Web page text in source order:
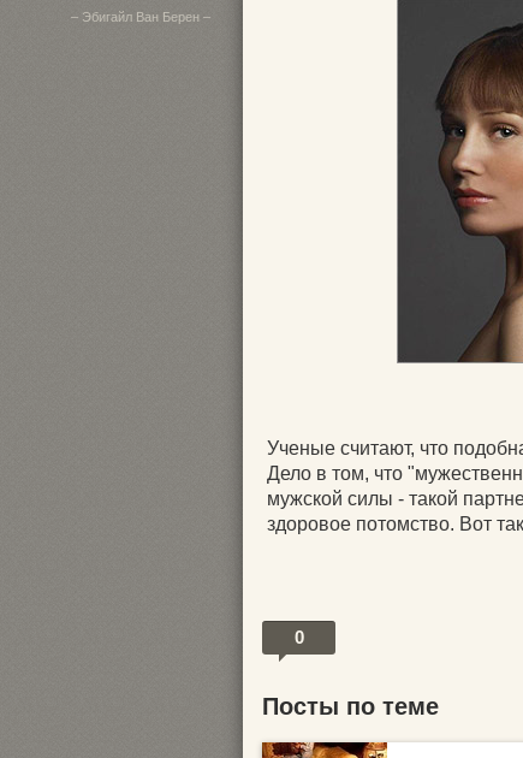
– Эбигайл Ван Берен –
Ученые считают, что
Дело в том, что
мужской силы - такой
здоровое потомство. Вот
0
Посты по теме